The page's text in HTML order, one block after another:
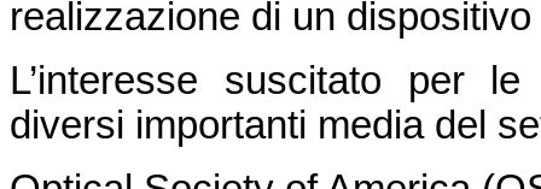
realizzazione di un
L’interesse suscitato per
diversi importanti media del